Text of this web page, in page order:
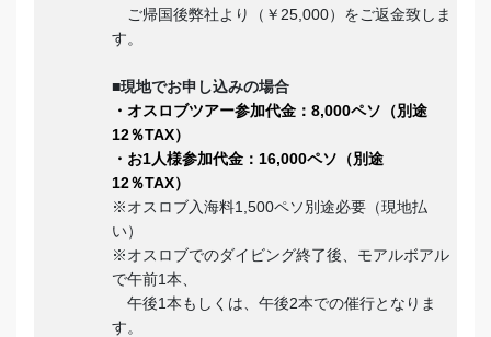
ご帰国後弊社より（￥25,000）をご返金致しま
す。
■現地でお申し込みの場合
・オスロブツアー参加代金：8,000ペソ（別途
12％TAX）
・お1人様参加代金：16,000ペソ（別途
12％TAX）
※オスロブ入海料1,500ペソ別途必要（現地払
い）
※オスロブでのダイビング終了後、モアルボアル
で午前1本、
午後1本もしくは、午後2本での催行となりま
す。